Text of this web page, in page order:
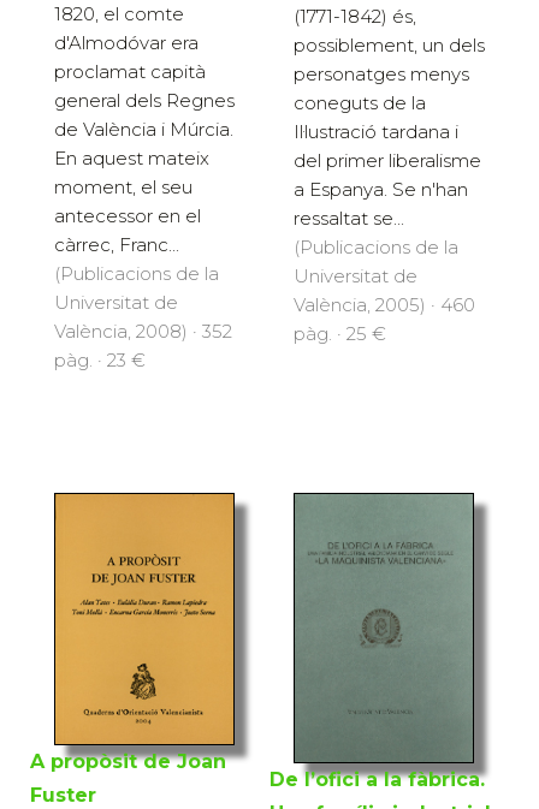
1820, el comte
d'Almodóvar era
proclamat capità
general dels Regnes
de València i Múrcia.
En aquest mateix
moment, el seu
antecessor en el
càrrec, Franc...
(Publicacions de la
Universitat de
València, 2008) · 352
pàg. · 23 €
(1771-1842) és,
possiblement, un dels
personatges menys
coneguts de la
Il·lustració tardana i
del primer liberalisme
a Espanya. Se n'han
ressaltat se...
(Publicacions de la
Universitat de
València, 2005) · 460
pàg. · 25 €
A propòsit de Joan
Fuster
De l’ofici a la fàbrica.